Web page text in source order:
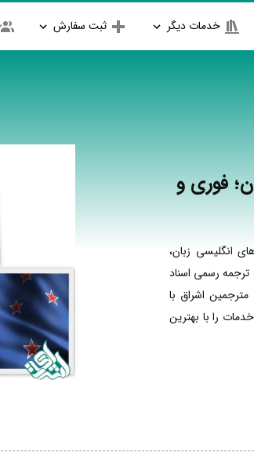
خدمات دیگر ثبت سفارش
فوری و
انگلیسی زبان،
ترجمه رسمی اسناد
اشراق با
را با بهترین